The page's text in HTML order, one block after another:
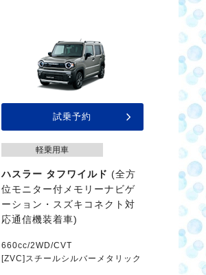
試乗予約
軽乗用車
ハスラー タフワイルド (全方
位モニター付メモリーナビゲ
ーション・スズキコネクト対
応通信機装着車)
660cc/2WD/CVT
[ZVC]スチールシルバーメタリック